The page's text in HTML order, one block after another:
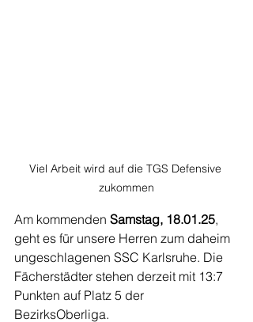
Viel Arbeit wird auf die TGS Defensive
zukommen
Am kommenden Samstag, 18.01.25,
geht es für unsere Herren zum daheim
ungeschlagenen SSC Karlsruhe. Die
Fächerstädter stehen derzeit mit 13:7
Punkten auf Platz 5 der
BezirksOberliga.